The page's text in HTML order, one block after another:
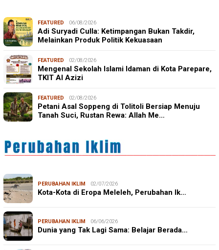
FEATURED 06/08/2026
Adi Suryadi Culla: Ketimpangan Bukan Takdir,
Melainkan Produk Politik Kekuasaan
FEATURED 02/08/2026
Mengenal Sekolah Islami Idaman di Kota Parepare,
TKIT Al Azizi
FEATURED 02/08/2026
Petani Asal Soppeng di Tolitoli Bersiap Menuju
Tanah Suci, Rustan Rewa: Allah Me…
PERUBAHAN IKLIM 02/07/2026
Kota-Kota di Eropa Meleleh, Perubahan Ik…
PERUBAHAN IKLIM 06/06/2026
Dunia yang Tak Lagi Sama: Belajar Berada…